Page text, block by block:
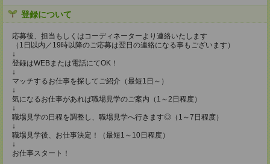
登録について
応募後、担当もしくはコーディネーターより連絡いたします
（1日以内／19時以降のご応募は翌日の連絡になる事もございます）
↓
登録はWEBまたは電話にてOK！
↓
マッチするお仕事を探してご紹介（最短1日～）
↓
気になるお仕事があれば職場見学のご案内（1～2日程度）
↓
職場見学の日程を調整し、職場見学へ行きます◎（1～7日程度）
↓
職場見学後、お仕事決定！（最短1～10日程度）
↓
お仕事スタート！